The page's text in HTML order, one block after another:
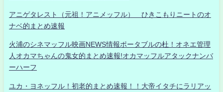
アニゲタレスト（元祖！アニメッフル） ひきこもりニートのオ
ナベ的まとめ速報
火浦のシネマッフル映画NEWS情報ポータブルの杜！オネエ管理
人オカマちゃんの鬼女的まとめ速報!オカマッフルアタックナンバ
ーハーフ
ユカ・ヨネッフル！初老的まとめ速報！！大帝イタチにラリアッ